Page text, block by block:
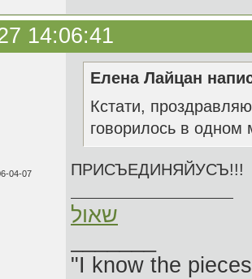
14:06:41
04-07
Елена Лайцан
Кстати,
говорилось в
ПРИСЪЕДИНЯЙУСЪ!!!
שאול
"I know the